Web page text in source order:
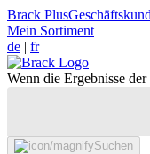
Brack Plus
Mein Sortiment
de | fr
Wenn die Ergebnisse
Suchen